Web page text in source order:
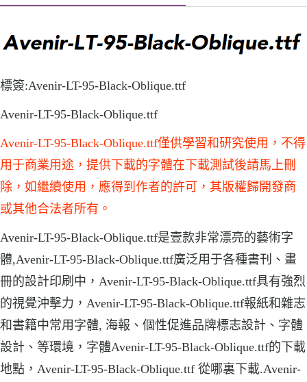
標簽:Avenir-LT-95-Black-Oblique.ttf
Avenir-LT-95-Black-Oblique.ttf
Avenir-LT-95-Black-Oblique.ttf僅供學習和研究使用，不得
用于商業用途，提供下載的字體在下載測試後請馬上刪
除，如繼續使用，應得到作者的許可，其版權歸開發商
或其他合法者所有。
Avenir-LT-95-Black-Oblique.ttf是壹款非常漂亮的藝術字
體,Avenir-LT-95-Black-Oblique.ttf廣泛用于各種書刊、畫
冊的設計印刷中，Avenir-LT-95-Black-Oblique.ttf具有強烈
的視覺沖擊力，Avenir-LT-95-Black-Oblique.ttf報紙和雜志
和書籍中常用字體, 海報、個性促進品牌標志設計、字體
設計、等環境，字體Avenir-LT-95-Black-Oblique.ttf的下載
地點，Avenir-LT-95-Black-Oblique.ttf 從哪裏下載.Avenir-